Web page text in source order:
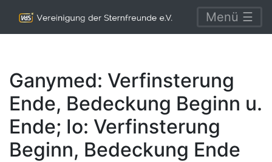
Menü ☰
Ganymed: Verfinsterung
Ende, Bedeckung Beginn u.
Ende; Io: Verfinsterung
Beginn, Bedeckung Ende